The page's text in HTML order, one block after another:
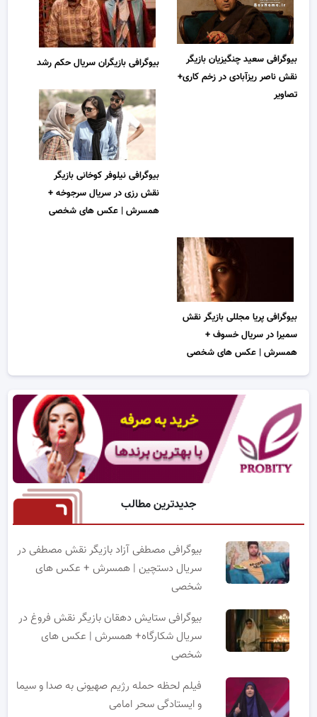
بیوگرافی سعید چنگیزیان بازیگر
نقش ناصر ریزآبادی در زخم کاری+
تصاویر
بیوگرافی بازیگران سریال حکم رشد
بیوگرافی نیلوفر کوخانی بازیگر
نقش رزی در سریال سرجوخه +
همسرش | عکس های شخصی
بیوگرافی پریا مجللی بازیگر نقش
سمیرا در سریال خسوف +
همسرش | عکس های شخصی
جدیدترین مطالب
بیوگرافی مصطفی آزاد بازیگر نقش مصطفی در
سریال دستچین | همسرش + عکس های
شخصی
بیوگرافی ستایش دهقان بازیگر نقش فروغ در
سریال شکارگاه+ همسرش | عکس های
شخصی
فیلم لحظه حمله رژیم صهیونی به صدا و سیما
و ایستادگی سحر امامی